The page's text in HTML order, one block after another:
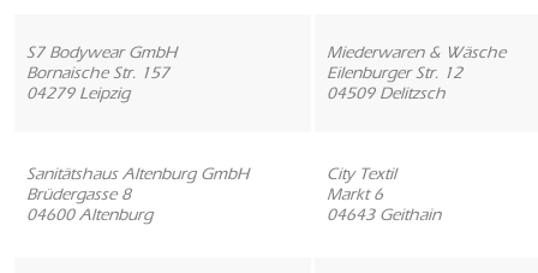
S7 Bodywear GmbH
Bornaische Str. 157
04279 Leipzig
Miederwaren & Wäsche
Eilenburger Str. 12
04509 Delitzsch
Sanitätshaus Altenburg GmbH
Brüdergasse 8
04600 Altenburg
City Textil
Markt 6
04643 Geithain